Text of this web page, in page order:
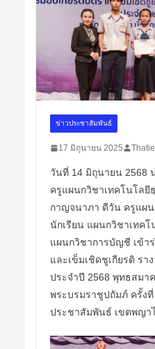
ข่าวประชาสัมพันธ์
17 มิถุนายน 2025
วันที่ 14 มิถุนายน 2568
ครูแผนกวิชาเทคโนโลยี
กาญจนาภา ดีวัน ครูแผ
นักเรียน แผนกวิชาเทค
แผนกวิชาการบัญชี เข้า
และเข็มเชิดชูเกียรติ รา
ประจำปี 2568 พุทธสมา
พระบรมราชูปถัมภ์ ครั้ง
ประชาสัมพันธ์ เขตพญา